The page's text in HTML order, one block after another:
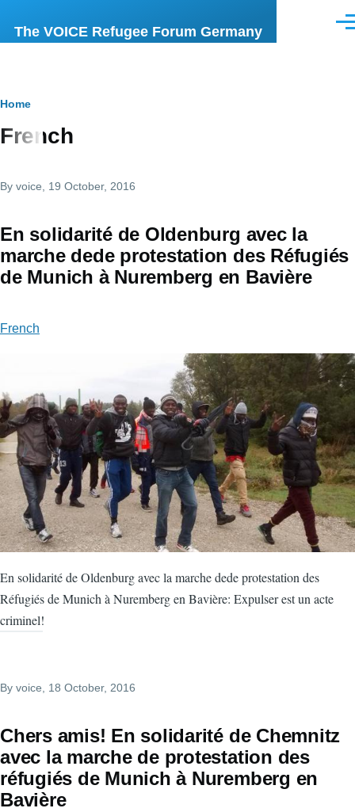
The VOICE Refugee Forum Germany
Breadcrumb
Home
French
By voice , 19 October, 2016
En solidarité de Oldenburg avec la
marche dede protestation des Réfugiés
de Munich à Nuremberg en Bavière
French
En solidarité de Oldenburg avec la marche dede protestation des
Réfugiés de Munich à Nuremberg en Bavière: Expulser est un acte
criminel!
By voice, 18 October, 2016
Chers amis! En solidarité de Chemnitz
avec la marche de protestation des
réfugiés de Munich à Nuremberg en
Bavière